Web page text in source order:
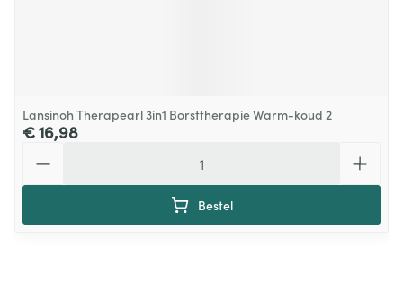
Lansinoh Therapearl 3in1 Borsttherapie Warm-koud 2
€ 16,98
Bestel